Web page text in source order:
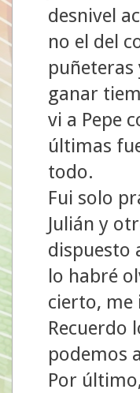
desnivel
no el del
ganar
vi a Pepe
últimas
todo.
Fui solo
Julián y
dispuesto
lo habré
cierto, me
Recuerdo
podemos
Por